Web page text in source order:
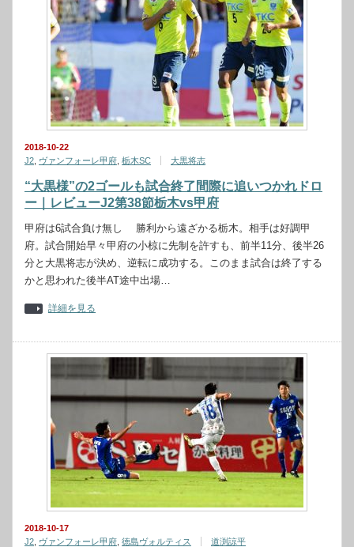
2018-10-22
J2 ヴァンフォーレ甲府 栃木SC 大黒将志
“大黒様”の2ゴールも試合終了間際に追いつかれドロ
ー｜レビューJ2第38節栃木vs甲府
甲府は6試合負け無し 勝利から遠ざかる栃木。相手は好調甲
府。試合開始早々甲府の小椋に先制を許すも、前半11分、後半26
分と大黒将志が決め、逆転に成功する。このまま試合は終了する
かと思われた後半AT途中出場…
詳細を見る
2018-10-17
J2 ヴァンフォーレ甲府 徳島ヴォルティス 道渕諒平